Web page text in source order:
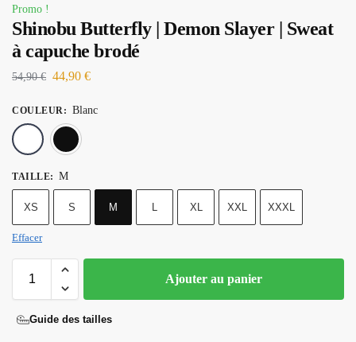
Promo !
Shinobu Butterfly | Demon Slayer | Sweat
à capuche brodé
54,90€ 44,90 €
COULEUR : Blanc
TAILLE: M
XS S M L XL XXL XXXL
Effacer
Ajouter au panier
Guide des tailles